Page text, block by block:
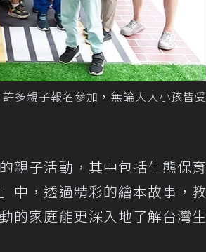
多親子報名參加，無論大人小孩皆受
親子活動，其中包括生態保育
中，透過精彩的繪本故事，教
的家庭能更深入地了解台灣生